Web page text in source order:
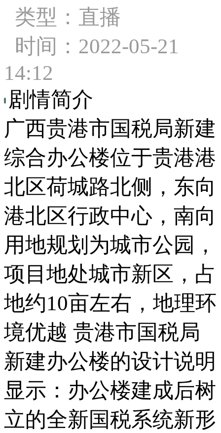
类型：直播
时间：2022-05-21
14:12
剧情简介
广西贵港市国税局新建
综合办公楼位于贵港港
北区荷城路北侧，东向
港北区行政中心，南向
用地规划为城市公园，
项目地处城市新区，占
地约10亩左右，地理环
境优越 贵港市国税局
新建办公楼的设计说明
显示：办公楼建成后树
立的全新国税系统新形